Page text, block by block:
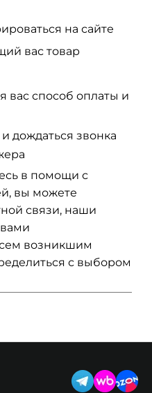
на сайте
вас товар
вас способ оплаты и
дождаться звонка
в помощи с
вы можете
связи, наши
возникшим
с выбором